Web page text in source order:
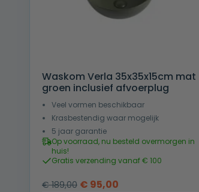
Waskom Verla 35x35x15cm mat
groen inclusief afvoerplug
Veel vormen beschikbaar
Krasbestendig waar mogelijk
5 jaar garantie
Op voorraad, nu besteld overmorgen in
huis!
Gratis verzending vanaf € 100
€189,00 Oorspronkelijke
€ 95,00Huidige